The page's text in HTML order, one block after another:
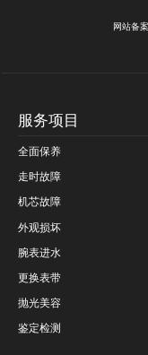
网站备
服务项目
全面保养
走时故障
机芯故障
外观损坏
腕表进水
更换表带
抛光美容
鉴定检测